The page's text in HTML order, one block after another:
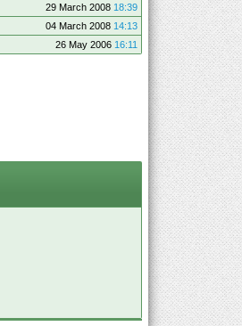
29 March 2008 18:39
04 March 2008 14:13
26 May 2006 16:11